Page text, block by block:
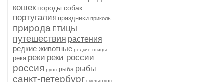
кошек породы собак
португалия праздники приколы
природа птицы
путешествия растения
редкие животные редкие птицы
река реки реки россии
россия руны рыба рыбы
санкт-петербург скульптуры